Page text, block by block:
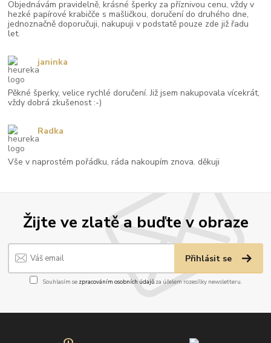
Žijte ve zlatě a buďte v obraze
Přihlásit se
Souhlasím se zpracováním osobních údajůza účelem rozesílky newsletteru.
Objednávám pravidelně, krásné šperky za příznivou cenu, vždy v
hezké papírové krabičče s mašličkou, doručení do druhého dne,
jednoznačně doporučuji, nakupuji v podstatě pouze zde již řadu
let.
Pěkné šperky, velice rychlé doručení. Již jsem nakupovala vícekrát,
vždy dobrá zkušenost :-)
janinka
Vše v naprostém pořádku, ráda nakoupím znova. děkuji
Radka